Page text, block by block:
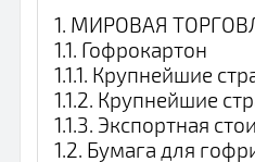
1. МИРОВАЯ
1.1. Гофрокартон
1.1.1. Крупнейшие
1.1.2. Крупнейшие
1.1.3. Экспортная
1.2. Бумага для